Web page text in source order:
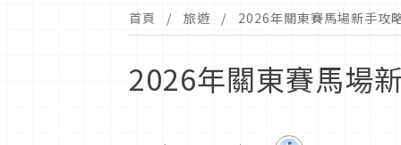
首頁 旅遊 2026年關東賽馬場新手攻
2026年關東賽馬場